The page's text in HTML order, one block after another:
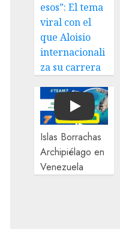
esos”: El tema
viral con el
que Aloisio
internacionali
za su carrera
Play
Islas Borrachas
Archipiélago en
Venezuela